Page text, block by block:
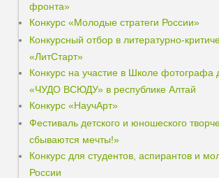
фронта»
Конкурс «Молодые стратеги России»
Конкурсный отбор в литературно-
«ЛитСтарт»
Конкурс на участие в Школе фотографа
«ЧУДО ВСЮДУ» в республике Алтай
Конкурс «НаучАрт»
Фестиваль детского и юношеского
сбываются мечты!»
Конкурс для студентов, аспирантов и
России